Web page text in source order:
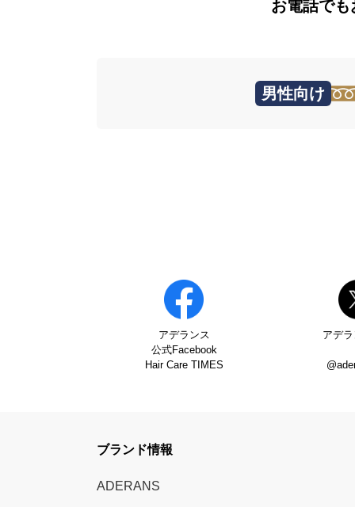
お電話で
男性向け
アデランス
公式Facebook
Hair Care TIMES
アデ
ブランド情報
ADERANS